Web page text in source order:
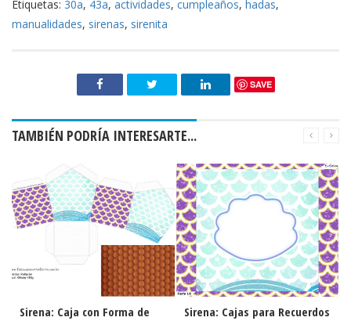
Etiquetas: 30a, 43a, actividades, cumpleaños, hadas,
manualidades, sirenas, sirenita
SAVE
TAMBIÉN PODRÍA INTERESARTE...
Sirena: Caja con Forma de
Sirena: Cajas para Recuerdos